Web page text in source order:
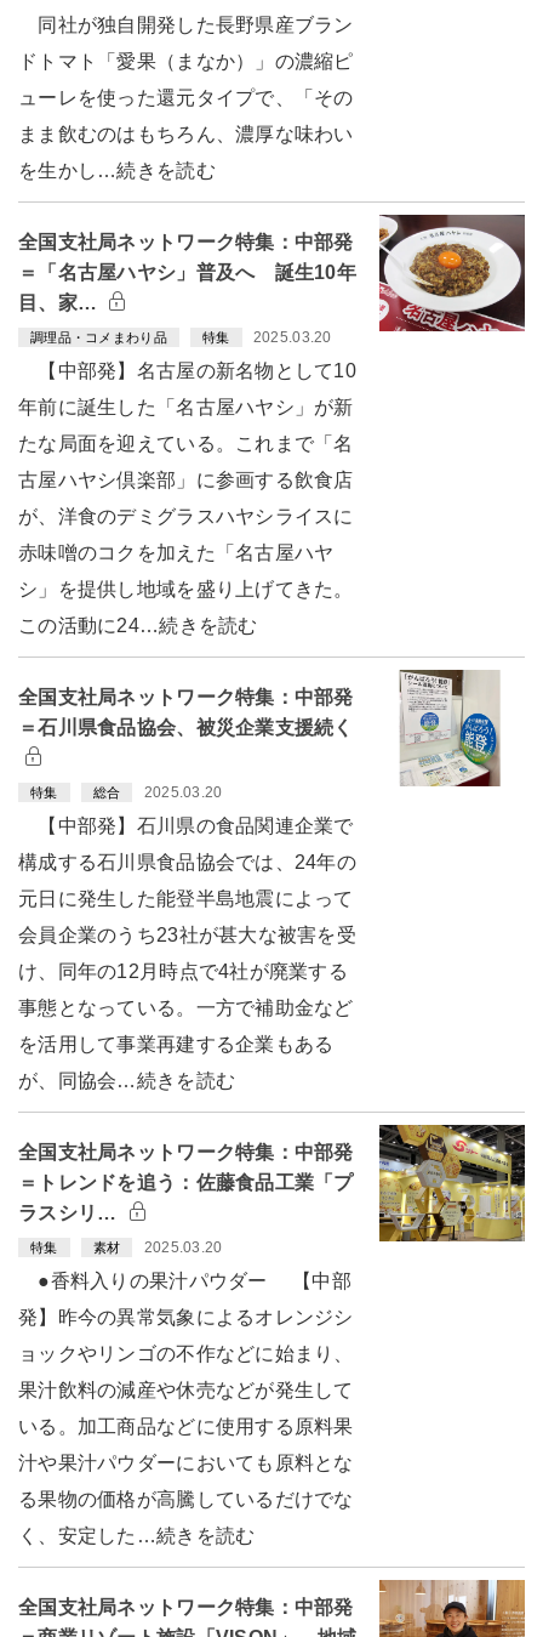
同社が独自開発した長野県産ブラン
ドトマト「愛果（まなか）」の濃縮ピ
ューレを使った還元タイプで、「その
まま飲むのはもちろん、濃厚な味わい
を生かし…続きを読む
全国支社局ネットワーク特集：中部発
＝「名古屋ハヤシ」普及へ 誕生10年
目、家…
調理品・コメまわり品 特集 2025.03.20
【中部発】名古屋の新名物として10
年前に誕生した「名古屋ハヤシ」が新
たな局面を迎えている。これまで「名
古屋ハヤシ倶楽部」に参画する飲食店
が、洋食のデミグラスハヤシライスに
赤味噌のコクを加えた「名古屋ハヤ
シ」を提供し地域を盛り上げてきた。
この活動に24…続きを読む
全国支社局ネットワーク特集：中部発
＝石川県食品協会、被災企業支援続く
特集 総合 2025.03.20
【中部発】石川県の食品関連企業で
構成する石川県食品協会では、24年の
元日に発生した能登半島地震によって
会員企業のうち23社が甚大な被害を受
け、同年の12月時点で4社が廃業する
事態となっている。一方で補助金など
を活用して事業再建する企業もある
が、同協会…続きを読む
全国支社局ネットワーク特集：中部発
＝トレンドを追う：佐藤食品工業「プ
ラスシリ…
特集 素材 2025.03.20
●香料入りの果汁パウダー 【中部
発】昨今の異常気象によるオレンジシ
ョックやリンゴの不作などに始まり、
果汁飲料の減産や休売などが発生して
いる。加工商品などに使用する原料果
汁や果汁パウダーにおいても原料とな
る果物の価格が高騰しているだけでな
く、安定した…続きを読む
全国支社局ネットワーク特集：中部発